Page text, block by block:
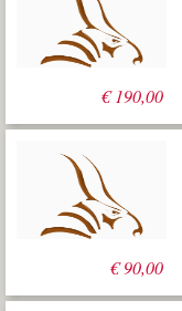
€190,00
€90,00